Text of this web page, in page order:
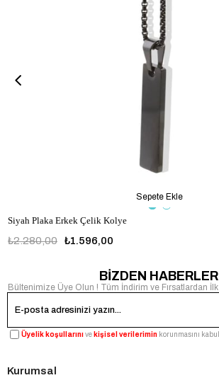
Siyah Plaka Erkek Çelik Kolye
₺1.596,00
₺2.280,00
Sepete Ekle
BİZDEN HABERLER
Bültenimize Üye Olun ! Tüm İndirim ve Fırsatlardan
Üyelik koşullarınıve kişisel verilerimin korunmasını
Kurumsal